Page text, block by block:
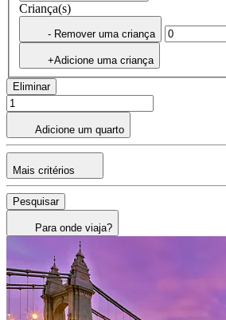
Criança(s)
- Remover uma criança
+Adicione uma criança
Eliminar
Adicione um quarto
Mais critérios
Pesquisar
Para onde viaja?